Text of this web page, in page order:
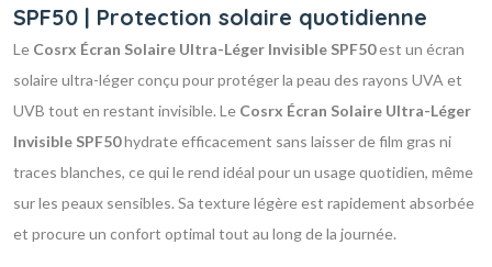
SPF50 | Protection solaire quotidienne
Le Cosrx Écran Solaire Ultra-Léger Invisible SPF50est un écran
solaire ultra-léger conçu pour protéger la peau des rayons UVA et
UVB tout en restant invisible. Le Cosrx Écran Solaire Ultra-Léger
Invisible SPF50hydrate efficacement sans laisser de film gras ni
traces blanches, ce qui le rend idéal pour un usage quotidien, même
sur les peaux sensibles. Sa texture légère est rapidement absorbée
et procure un confort optimal tout au long de la journée.